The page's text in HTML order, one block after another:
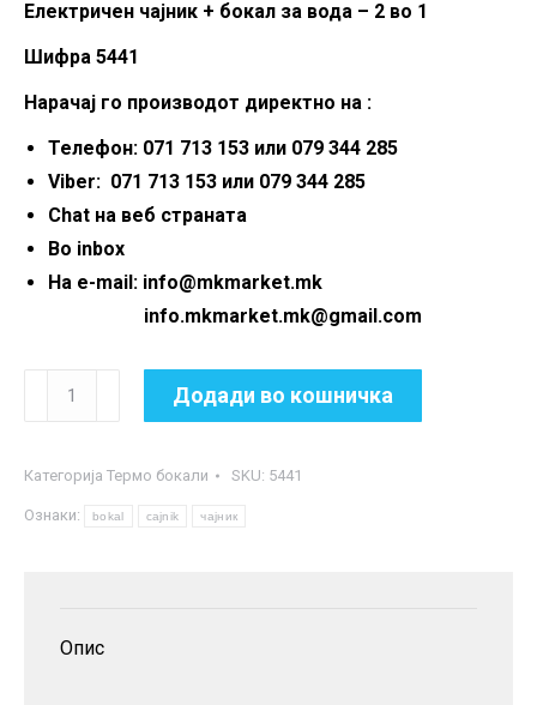
1,990.00 ден.1,690.00 ден.
Електричен чајник + бокал за вода – 2 во 1
Шифра 5441
Нарачај го производот директно на :
Телефон: 071 713 153 или 079 344 285
Viber: 071 713 153 или 079 344 285
Chat на веб страната
Во inbox
На e-mail: info@mkmarket.mk
info.mkmarket.mk@gmail.com
Електричен
чајник
бокал
за
Додади во кошничка
Категорија Термо бокали SKU: 5441
Ознаки: bokal cajnik чајник
Опис